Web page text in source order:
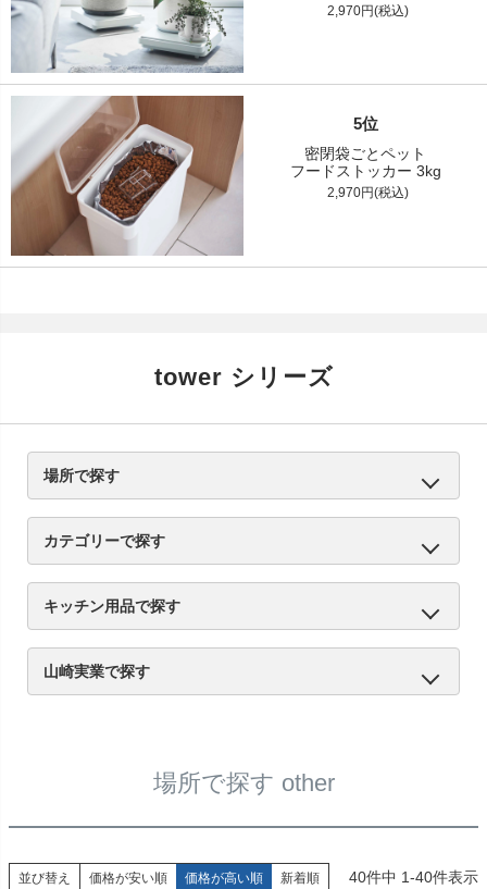
2,970円(税込)
5位
密閉袋ごとペット
フードストッカー 3kg
2,970円(税込)
tower シリーズ
場所で探す
キッチン
サニタリー
リビング
エントランス
other
カテゴリーで探す
キッチン用品
お風呂・トイレ用品
収納用品
インテリア雑貨
other
キッチン用品で探す
キッチン収納
シンク周り
コンロ周り
マグネット収納
食器・調理器具収納
調味料収納
シンク・戸棚下
other
山崎実業で探す
場所で探す other
並び替え 価格が安い順 価格が高い順 新着順 40件中 1-40件表示